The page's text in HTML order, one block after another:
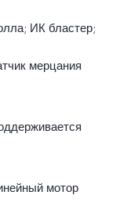
ИК бластер;
мерцания
мотор